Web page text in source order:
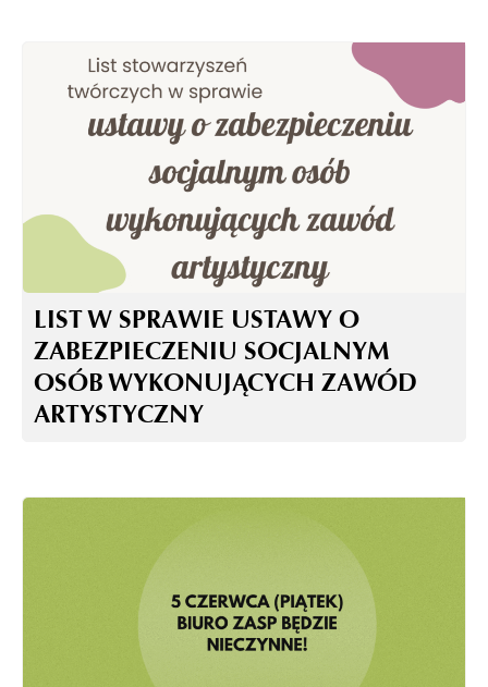
LIST W SPRAWIE USTAWY O
ZABEZPIECZENIU SOCJALNYM
OSÓB WYKONUJĄCYCH ZAWÓD
ARTYSTYCZNY